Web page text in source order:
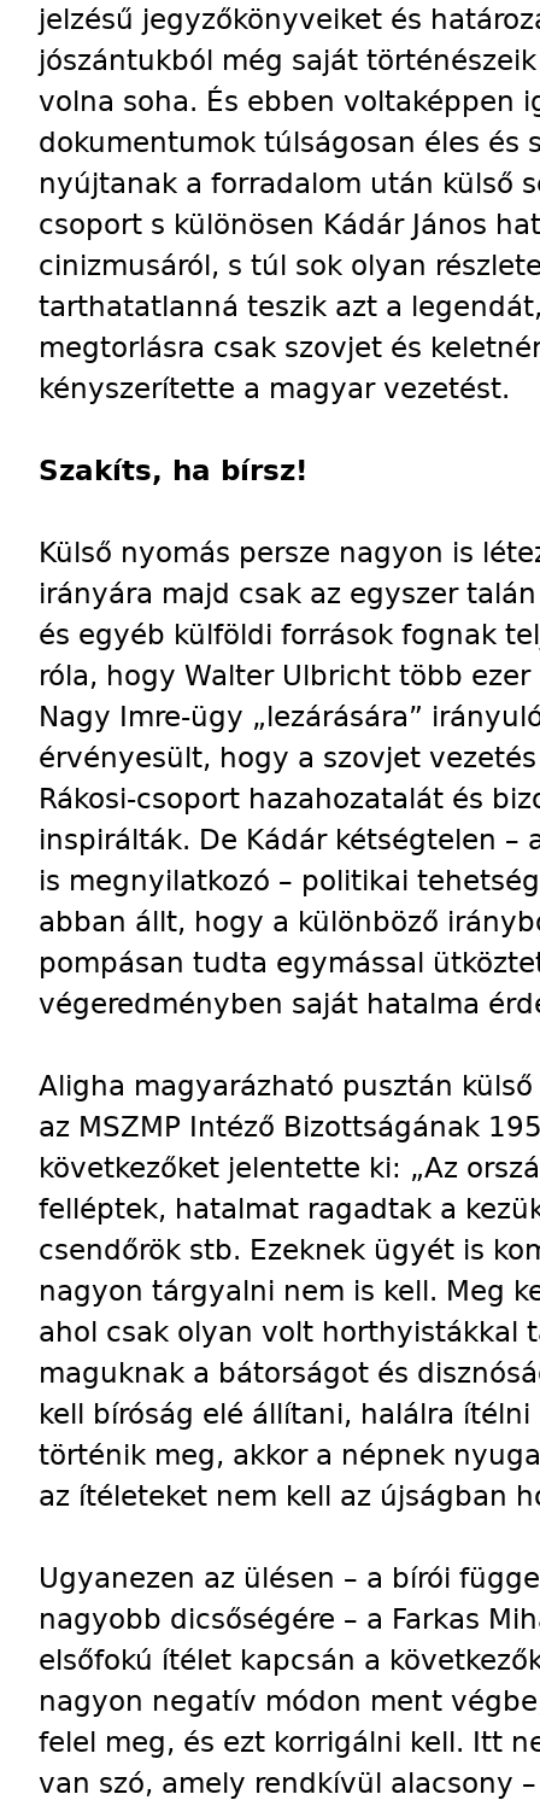
jelzésű jegyzőkönyveiket és
jószántukból még saját
volna soha. És ebben voltaképpen
dokumentumok túlságosan éles és
nyújtanak a forradalom után külső
csoport s különösen Kádár János
cinizmusáról, s túl sok olyan
tarthatatlanná teszik azt a
megtorlásra csak szovjet és
kényszerítette a magyar vezetést.
Szakíts, ha bírsz!
Külső nyomás persze nagyon is
irányára majd csak az egyszer
és egyéb külföldi források fognak
róla, hogy Walter Ulbricht több
Nagy Imre-ügy „lezárására”
érvényesült, hogy a szovjet
Rákosi-csoport hazahozatalát és
inspirálták. De Kádár kétségtelen –
is megnyilatkozó – politikai
abban állt, hogy a különböző
pompásan tudta egymással
végeredményben saját hatalma
Aligha magyarázható pusztán
az MSZMP Intéző Bizottságának
következőket jelentette ki: „Az
felléptek, hatalmat ragadtak a
csendőrök stb. Ezeknek ügyét is
nagyon tárgyalni nem is kell. Meg
ahol csak olyan volt horthyistákkal
maguknak a bátorságot és
kell bíróság elé állítani, halálra
történik meg, akkor a népnek
az ítéleteket nem kell az újságban
Ugyanezen az ülésen – a bírói
nagyobb dicsőségére – a Farkas
elsőfokú ítélet kapcsán a
nagyon negatív módon ment
felel meg, és ezt korrigálni kell. Itt
van szó, amely rendkívül alacsony